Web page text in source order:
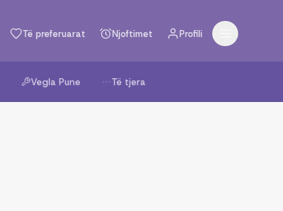
Të preferuarat Njoftimet Profili
Vegla Pune Të tjera